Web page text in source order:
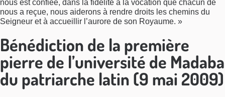
nous est confiée, dans la fidélité à la vocation que chacun de
nous a reçue, nous aiderons à rendre droits les chemins du
Seigneur et à accueillir l’aurore de son Royaume. »
Bénédiction de la première
pierre de l’université de Madaba
du patriarche latin (9 mai 2009)